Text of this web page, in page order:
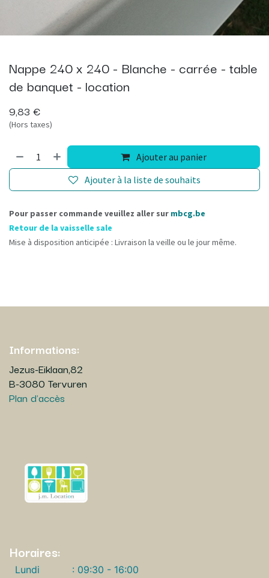
Nappe 240 x 240 - Blanche - carrée - table
de banquet - location
9,83 €
(Hors taxes)
Ajouter au panier
Ajouter à la liste de souhaits
Pour passer commande veuillez aller sur mbcg.be
Retour de la vaisselle sale
Mise à disposition anticipée : Livraison la veille ou le jour même.
Informations:
Jezus-Eiklaan,82
B-3080 Tervuren
Plan d'accès
Horaires:
Lundi
: 09:30 - 16:00